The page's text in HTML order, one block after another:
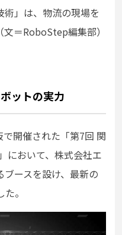
」は、物流の現場を
＝RoboStep編集部）
ットの実力
開催された「第7回 関
において、株式会社エ
ースを設け、最新の
。